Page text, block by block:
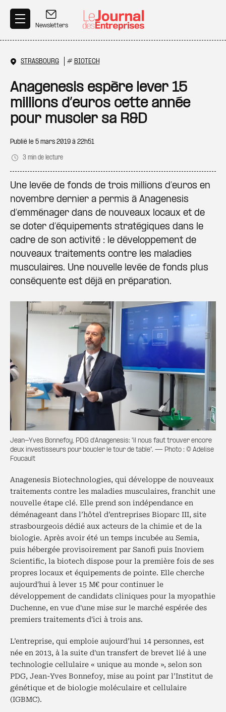
Newsletters
STRASBOURG # BIOTECH
Anagenesis espère lever 15
millions d’euros cette année
pour muscler sa R&D
Publié le 5 mars 2019 à 22h51
3 min de lecture
Une levée de fonds de trois millions d’euros en
novembre dernier a permis à Anagenesis
d’emménager dans de nouveaux locaux et de
se doter d’équipements stratégiques dans le
cadre de son activité : le développement de
nouveaux traitements contre les maladies
musculaires. Une nouvelle levée de fonds plus
conséquente est déjà en préparation.
Jean-Yves Bonnefoy, PDG d'Anagenesis: "il nous faut trouver encore
deux investisseurs pour boucler le tour de table". — Photo : © Adelise
Foucault
Anagenesis Biotechnologies, qui développe de nouveaux
traitements contre les maladies musculaires, franchit une
nouvelle étape clé. Elle prend son indépendance en
déménageant dans l’hôtel d’entreprises Bioparc III, site
strasbourgeois dédié aux acteurs de la chimie et de la
biologie. Après avoir été un temps incubée au Semia,
puis hébergée provisoirement par Sanofi puis Inoviem
Scientific, la biotech dispose pour la première fois de ses
propres locaux et équipements de pointe. Elle cherche
aujourd'hui à lever 15 M€ pour continuer le
développement de candidats cliniques pour la myopathie
Duchenne, en vue d'une mise sur le marché espérée des
premiers traitements d'ici à trois ans.
L’entreprise, qui emploie aujourd’hui 14 personnes, est
née en 2013, à la suite d'un transfert de brevet lié à une
technologie cellulaire « unique au monde », selon son
PDG, Jean-Yves Bonnefoy, mise au point par l’Institut de
génétique et de biologie moléculaire et cellulaire
(IGBMC).